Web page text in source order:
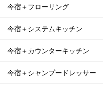
今宿＋フローリング
今宿＋システムキッチン
今宿＋カウンターキッチン
今宿＋シャンプードレッサー